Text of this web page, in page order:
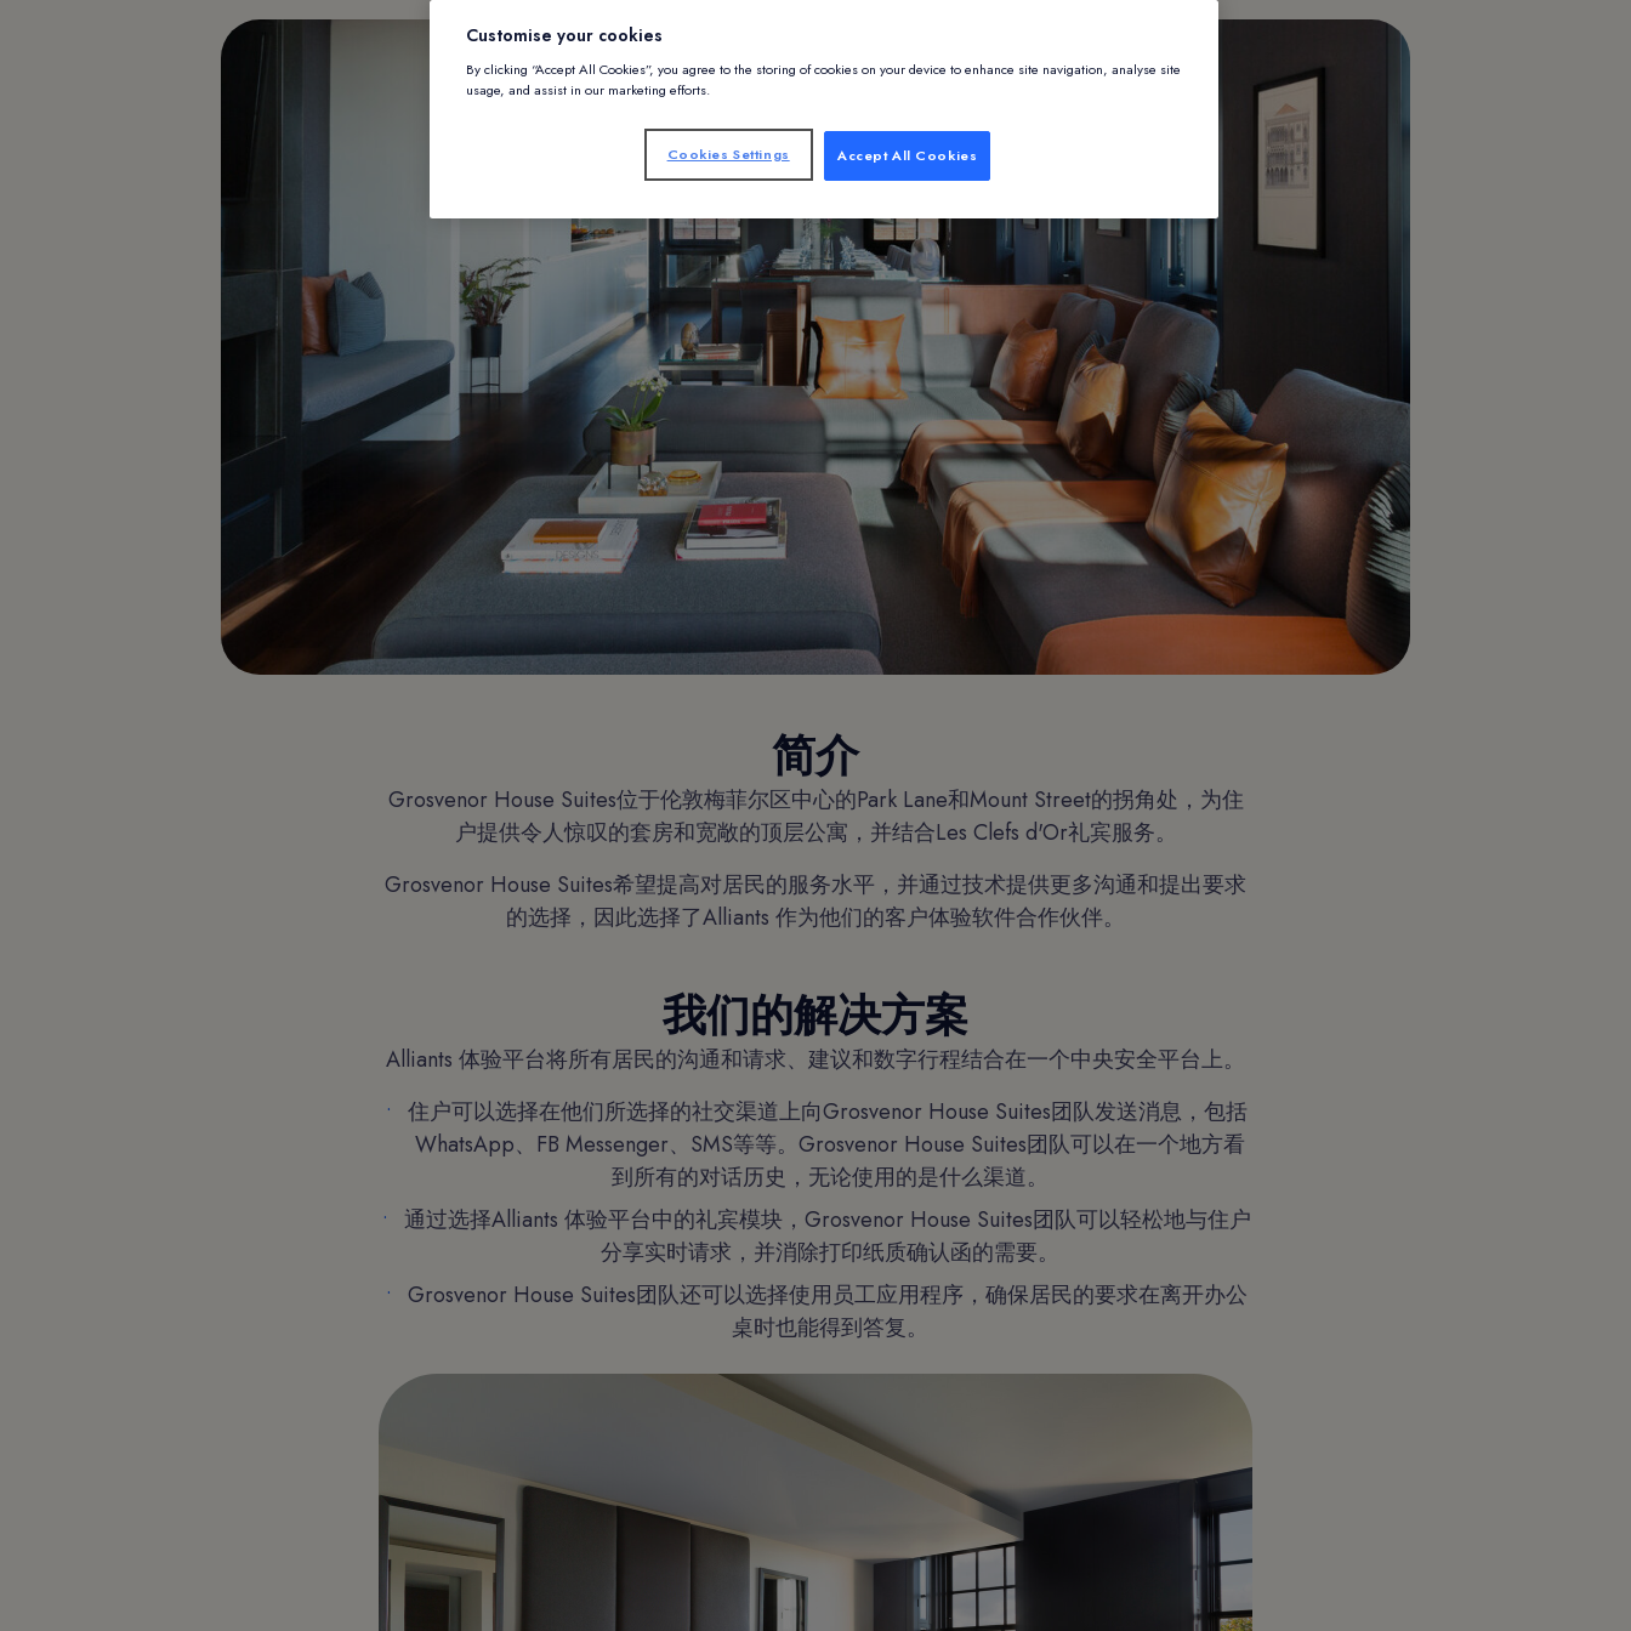
简介
Grosvenor House Suites位于伦敦梅菲尔区中心的Park Lane和Mount Street的拐角处，为住
户提供令人惊叹的套房和宽敞的顶层公寓，并结合Les Clefs d'Or礼宾服务。
Grosvenor House Suites希望提高对居民的服务水平，并通过技术提供更多沟通和提出要求
的选择，因此选择了Alliants 作为他们的客户体验软件合作伙伴。
我们的解决方案
Alliants 体验平台将所有居民的沟通和请求、建议和数字行程结合在一个中央安全平台上。
住户可以选择在他们所选择的社交渠道上向Grosvenor House Suites团队发送消息，包括
WhatsApp、FB Messenger、SMS等等。Grosvenor House Suites团队可以在一个地方看
到所有的对话历史，无论使用的是什么渠道。
通过选择Alliants 体验平台中的礼宾模块，Grosvenor House Suites团队可以轻松地与住户
分享实时请求，并消除打印纸质确认函的需要。
Grosvenor House Suites团队还可以选择使用员工应用程序，确保居民的要求在离开办公
桌时也能得到答复。
Customise your cookies
By clicking “Accept All Cookies”, you agree to the storing of cookies on your device to enhance site navigation, analyse site
usage, and assist in our marketing efforts.
Accept All Cookies
Cookies Settings